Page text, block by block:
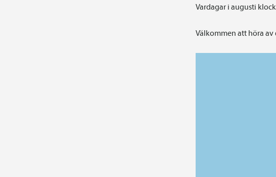
Vardagar i augusti
Välkommen att höra av